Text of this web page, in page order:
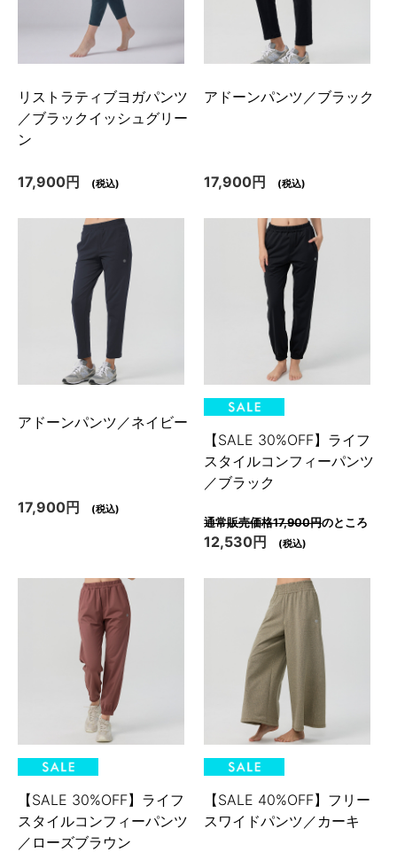
リストラティブヨガパンツ
／ブラックイッシュグリー
ン
17,900円 (税込)
アドーンパンツ／ブラック
17,900円 (税込)
アドーンパンツ／ネイビー
17,900円 (税込)
【SALE 30%OFF】ライフ
スタイルコンフィーパンツ
／ブラック
通常販売価格17,900円のところ
12,530円 (税込)
【SALE 30%OFF】ライフ
スタイルコンフィーパンツ
／ローズブラウン
【SALE 40%OFF】フリー
スワイドパンツ／カーキ